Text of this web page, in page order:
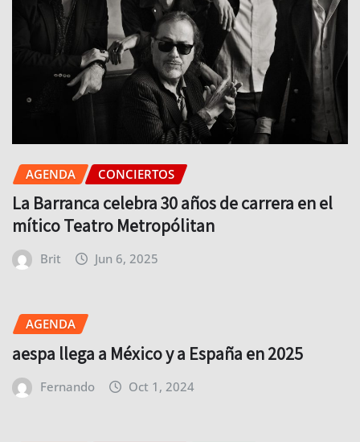
AGENDA CONCIERTOS
La Barranca celebra 30 años de carrera en el
mítico Teatro Metropólitan
Brit Jun 6, 2025
AGENDA
aespa llega a México y a España en 2025
Fernando Oct 1, 2024